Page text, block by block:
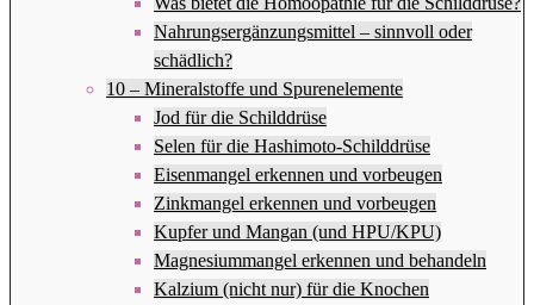
Nahrungsergänzungsmittel – sinnvoll oder
schädlich?
10 – Mineralstoffe und Spurenelemente
Jod für die Schilddrüse
Selen für die Hashimoto-Schilddrüse
Eisenmangel erkennen und vorbeugen
Zinkmangel erkennen und vorbeugen
Kupfer und Mangan (und HPU/KPU)
Magnesiummangel erkennen und behandeln
Kalzium (nicht nur) für die Knochen